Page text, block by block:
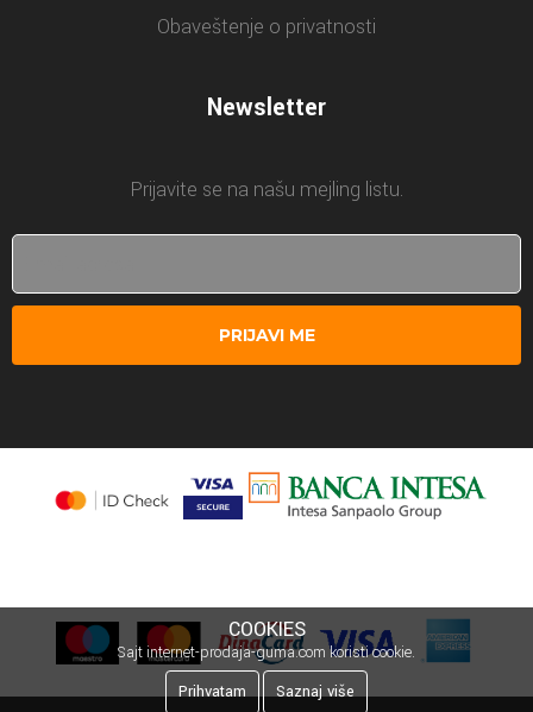
Obaveštenje o privatnosti
Newsletter
Prijavite se na našu mejling listu.
PRIJAVI ME
COOKIES
Sajt internet-prodaja-guma.com koristi cookie.
Prihvatam
Saznaj više